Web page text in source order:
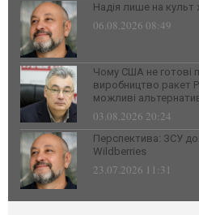
Надія лише на культ
06.08.2026 08:49
Чому США не готові
виробництво ракет
можливі
03.08.2026 20:24
Перспектива: ЗСУ
Wildberries
23.07.2026 11:31